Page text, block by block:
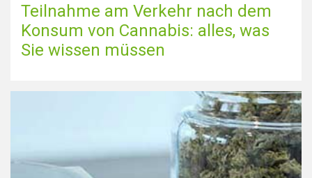
Teilnahme am Verkehr nach dem
Konsum von Cannabis: alles, was
Sie wissen müssen